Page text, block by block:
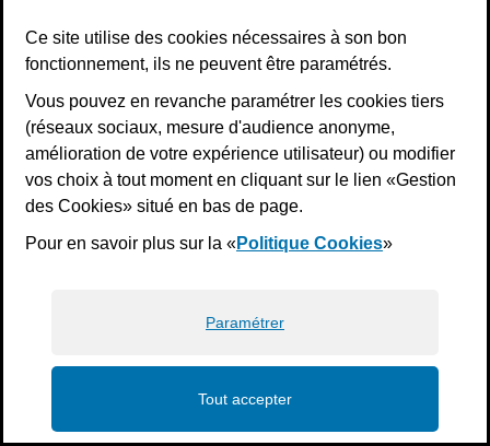
Ce site utilise des cookies nécessaires à son bon
fonctionnement, ils ne peuvent être paramétrés.
Vous pouvez en revanche paramétrer les cookies tiers
(réseaux sociaux, mesure d'audience anonyme,
amélioration de votre expérience utilisateur) ou modifier
vos choix à tout moment en cliquant sur le lien «Gestion
des Cookies» situé en bas de page.
Pour en savoir plus sur la «Politique Cookies»
Paramétrer
Tout accepter